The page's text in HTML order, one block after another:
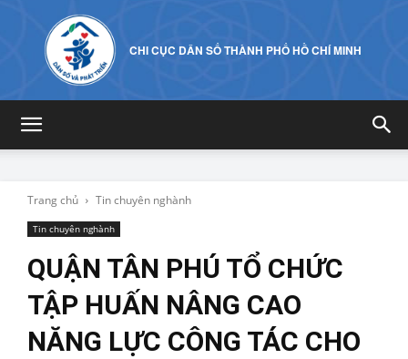
CHI CỤC DÂN SỐ THÀNH PHỐ HỒ CHÍ MINH
Trang chủ Tin chuyên nghành
Tin chuyên nghành
QUẬN TÂN PHÚ TỔ CHỨC
TẬP HUẤN NÂNG CAO
NĂNG LỰC CÔNG TÁC CHO